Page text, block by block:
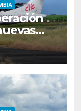
y Tolú